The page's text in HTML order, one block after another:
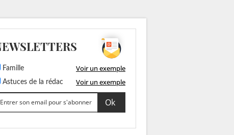
Famille Voir un exemple
Astuces de la rédac Voir un exemple